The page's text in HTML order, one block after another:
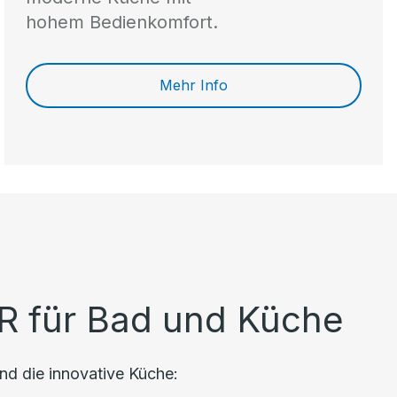
hohem Bedienkomfort.
Mehr Info
für Bad und Küche
die innovative Küche: